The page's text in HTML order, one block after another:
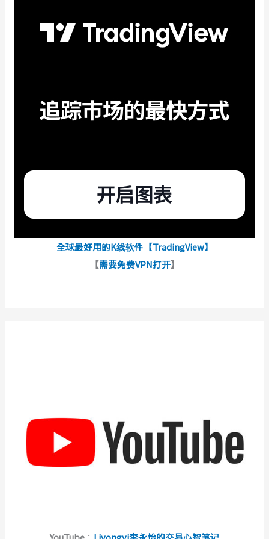
全球最好用的K线软件【TradingView】
【需要免费VPN打开】